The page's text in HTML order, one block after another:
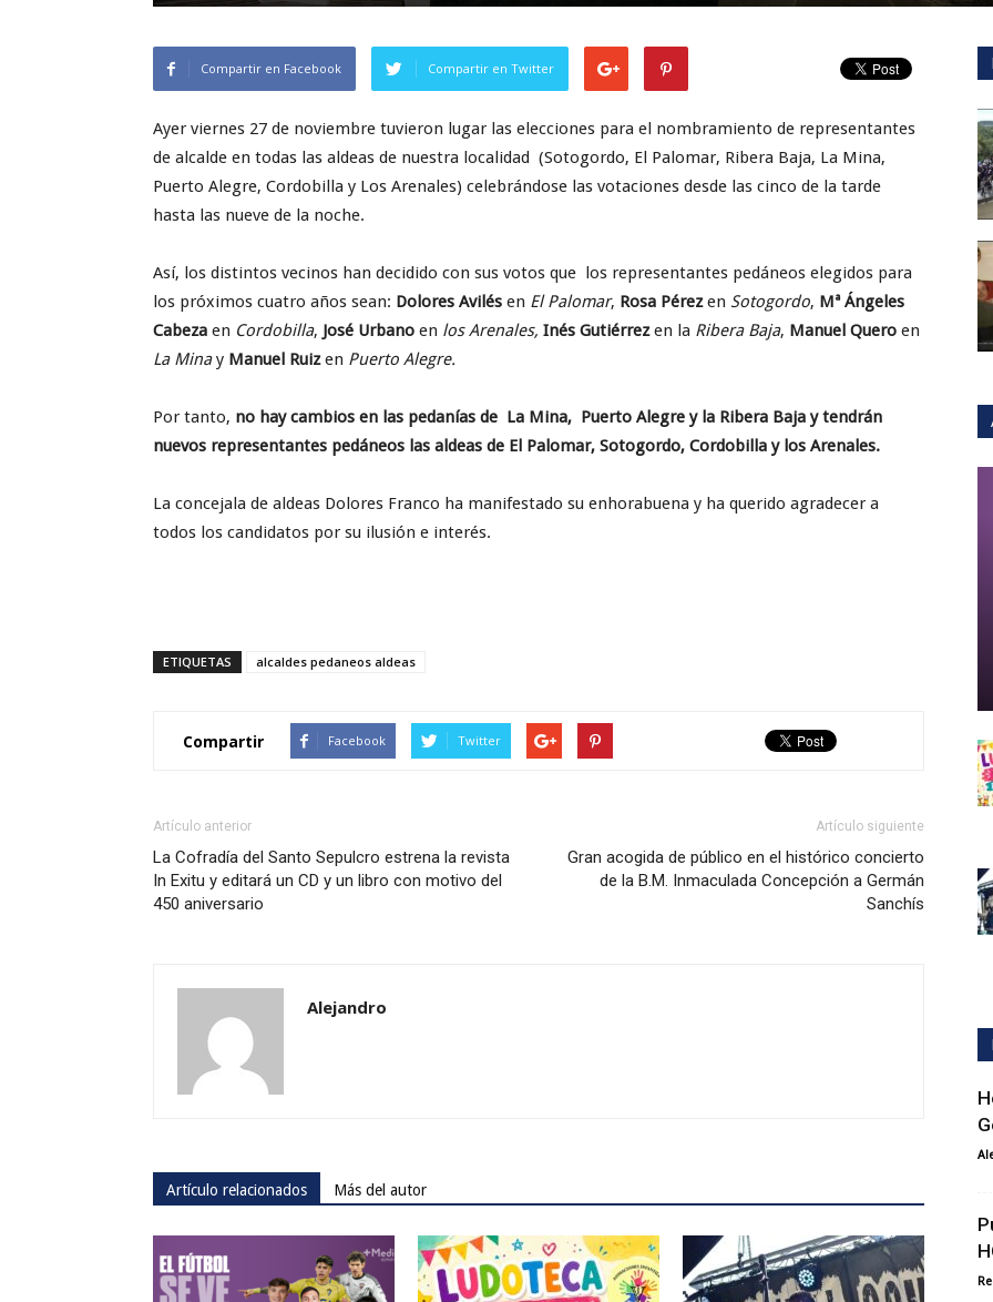
Compartir en Facebook Compartir en Twitter
Ayer viernes 27 de noviembre tuvieron lugar las elecciones para el nombramiento de representantes
de alcalde en todas las aldeas de nuestra localidad (Sotogordo, El Palomar, Ribera Baja, La Mina,
Puerto Alegre, Cordobilla y Los Arenales) celebrándose las votaciones desde las cinco de la tarde
hasta las nueve de la noche.
Así, los distintos vecinos han decidido con sus votos que los representantes pedáneos elegidos para
los próximos cuatro años sean: Dolores Avilés en El Palomar, Rosa Pérezen Sotogordo, Mª Ángeles
Cabeza en Cordobilla, José Urbano en los Arenales, Inés Gutiérrezen la Ribera Baja, Manuel Quero en
La Minay Manuel Ruizen Puerto Alegre.
Por tanto, no hay cambios en las pedanías de La Mina, Puerto Alegre y la Ribera Baja y tendrán
nuevos representantes pedáneos las aldeas de El Palomar, Sotogordo, Cordobilla y los Arenales.
La concejala de aldeas Dolores Franco ha manifestado su enhorabuena y ha querido agradecer a
todos los candidatos por su ilusión e interés.
ETIQUETAS alcaldes pedaneos aldeas
Compartir Facebook Twitter
Artículo anterior
La Cofradía del Santo Sepulcro estrena la revista
In Exitu y editará un CD y un libro con motivo del
450 aniversario
Artículo siguiente
Gran acogida de público en el histórico concierto
de la B.M. Inmaculada Concepción a Germán
Sanchís
Alejandro
Artículo relacionados Más del autor